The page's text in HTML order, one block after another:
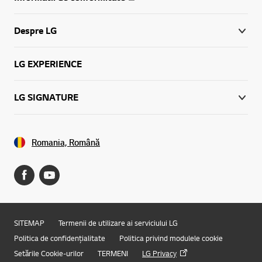
Despre LG
LG EXPERIENCE
LG SIGNATURE
Romania, Română
SITEMAP
Termenii de utilizare ai serviciului LG
Politica de confidențialitate
Politica privind modulele cookie
Setările Cookie-urilor
TERMENI LG Privacy
Online Chat